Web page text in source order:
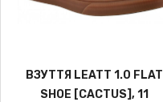
ВЗУТТЯ LEATT 1.0 FLAT
SHOE [CACTUS], 11